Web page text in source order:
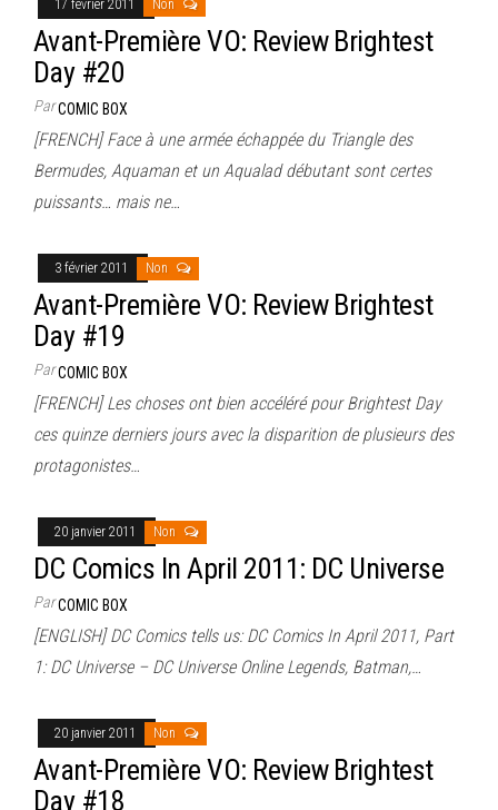
17 février 2011 Non
Avant-Première VO: Review Brightest
Day #20
ParCOMIC BOX
[FRENCH] Face à une armée échappée du Triangle des
Bermudes, Aquaman et un Aqualad débutant sont certes
puissants… mais ne…
3 février 2011 Non
Avant-Première VO: Review Brightest
Day #19
ParCOMIC BOX
[FRENCH] Les choses ont bien accéléré pour Brightest Day
ces quinze derniers jours avec la disparition de plusieurs des
protagonistes…
20 janvier 2011 Non
DC Comics In April 2011: DC Universe
ParCOMIC BOX
[ENGLISH] DC Comics tells us: DC Comics In April 2011, Part
1: DC Universe – DC Universe Online Legends, Batman,…
20 janvier 2011 Non
Avant-Première VO: Review Brightest
Day #18